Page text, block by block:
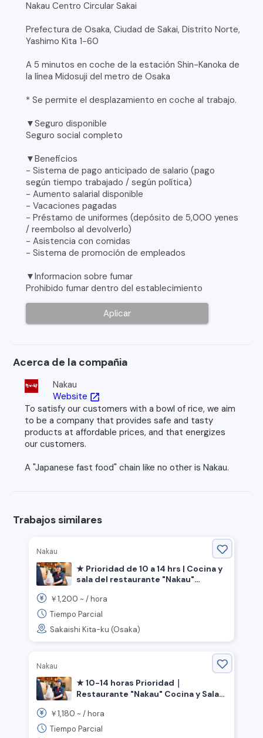
Nakau Centro Circular Sakai
Prefectura de Osaka, Ciudad de Sakai, Distrito Norte,
Yashimo Kita 1-60
A 5 minutos en coche de la estación Shin-Kanoka de
la línea Midosuji del metro de Osaka
* Se permite el desplazamiento en coche al trabajo.
▼Seguro disponible
Seguro social completo
▼Beneficios
- Sistema de pago anticipado de salario (pago
según tiempo trabajado / según política)
- Aumento salarial disponible
- Vacaciones pagadas
- Préstamo de uniformes (depósito de 5,000 yenes
/ reembolso al devolverlo)
- Asistencia con comidas
- Sistema de promoción de empleados
▼Informacion sobre fumar
Prohibido fumar dentro del establecimiento
Aplicar
Acerca de la compañia
Nakau
Website open_in_new
To satisfy our customers with a bowl of rice, we aim
to be a company that provides safe and tasty
products at affordable prices, and that energizes
our customers.
A "Japanese fast food" chain like no other is Nakau.
Trabajos similares
Nakau
★ Prioridad de 10 a 14 hrs | Cocina y
sala del restaurante "Nakau"
Prefectura de Osaka, Estación Shin-
Kanaoka》
￥1,200 ~ /hora
Tiempo Parcial
Sakaishi Kita-ku (Osaka)
Nakau
★ 10-14 horas Prioridad｜
Restaurante "Nakau" Cocina y Sala
Estación Kishiwada》
￥1,180 ~ /hora
Tiempo Parcial